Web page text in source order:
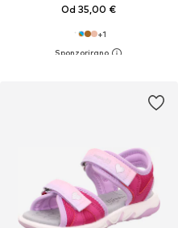
Od 35,00 €
+1